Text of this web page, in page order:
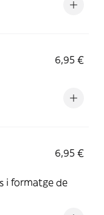
6,95 €
6,95 €
i formatge de